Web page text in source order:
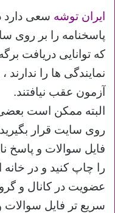
ایران توشه سعی دارد
پاسخنامه را بر روی
که توانایی دریافت
نمایندگی ها را
آزمون عقب نیافتند.
البته ممکن است
روی سایت قرار بگیرید
فایل سوالات و پاسخ
را چاپ کنید و در خانه
عضویت در کانال و
سریع تر فایل سوالات